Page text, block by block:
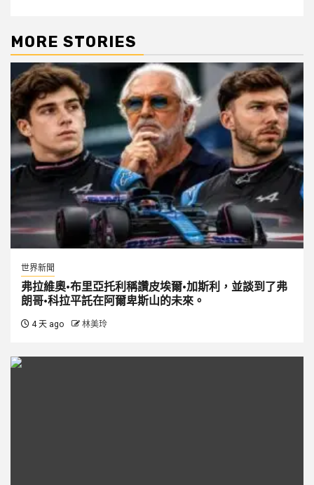
MORE STORIES
世界新聞
弗拉維奧·布里亞托利稱讚皮埃爾·加斯利，並談到了弗
朗哥·科拉平託在阿爾卑斯山的未來。
4 天 ago 林美玲